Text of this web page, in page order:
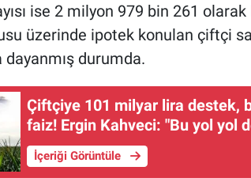
ise 2 milyon 979 bin 261 olarak
üzerinde ipotek konulan çiftçi
durumda.
Çiftçiye 101 milyar lira destek,
faiz! Ergin Kahveci: "Bu yol yol
İçeriği Görüntüle